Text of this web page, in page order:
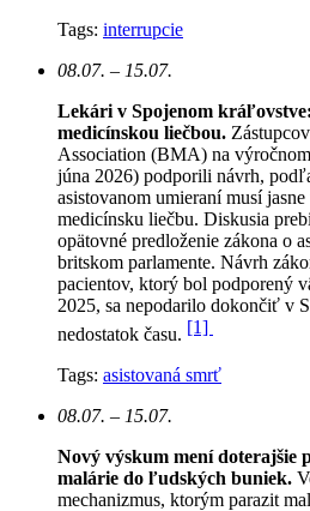
Tags: interrupcie
08.07. – 15.07.
Lekári v Spojenom
medicínskou liečbou.
Association (BMA) na
júna 2026) podporili návrh,
asistovanom umieraní musí
medicínsku liečbu. Diskusia
opätovné predloženie zákona o
britskom parlamente. Návrh
pacientov, ktorý bol podporený
2025, sa nepodarilo dokončiť v
nedostatok času. [1]
Tags: asistovaná smrť
08.07. – 15.07.
Nový výskum mení doterajšie
malárie do ľudských buniek.
mechanizmus, ktorým parazit